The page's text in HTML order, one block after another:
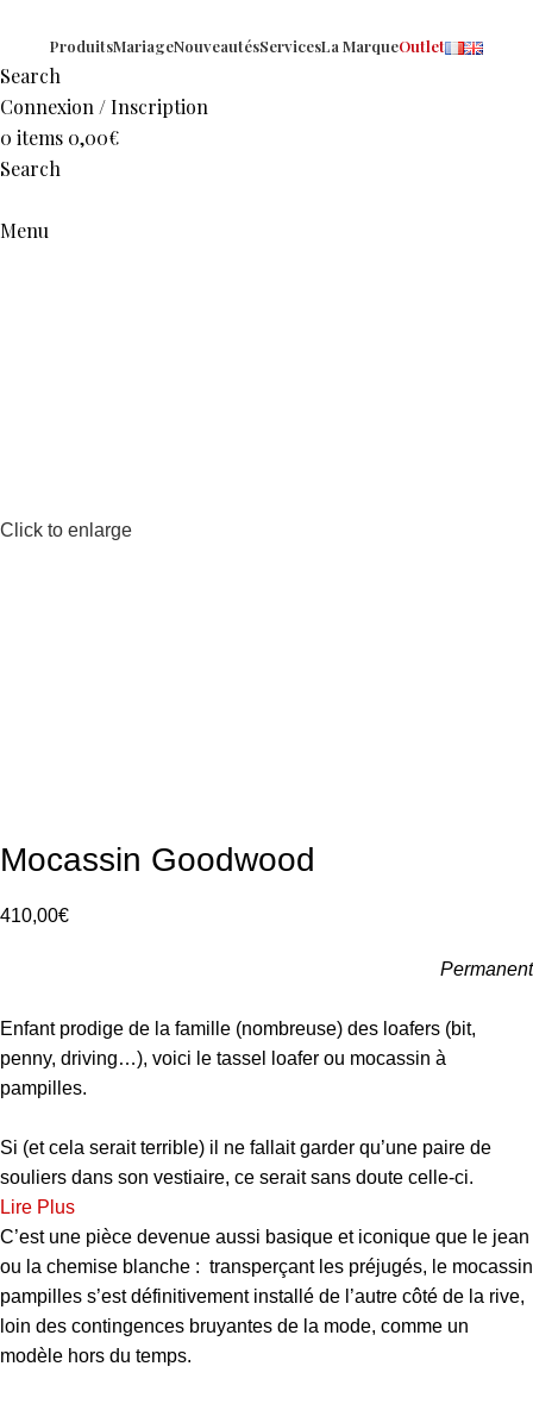
ProduitsMariageNouveautésServicesLa MarqueOutlet
Search
Connexion / Inscription
0 items 0,00€
Search
Menu
Click to enlarge
Mocassin Goodwood
410,00€
Permanent
Enfant prodige de la famille (nombreuse) des loafers (bit,
penny, driving…), voici le tassel loafer ou mocassin à
pampilles.
Si (et cela serait terrible) il ne fallait garder qu’une paire de
souliers dans son vestiaire, ce serait sans doute celle-ci.
Lire Plus
C’est une pièce devenue aussi basique et iconique que le jean
ou la chemise blanche : transperçant les préjugés, le mocassin
pampilles s’est définitivement installé de l’autre côté de la rive,
loin des contingences bruyantes de la mode, comme un
modèle hors du temps.